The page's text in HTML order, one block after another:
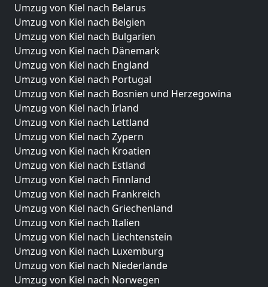
Umzug von Kiel nach Belarus
Umzug von Kiel nach Belgien
Umzug von Kiel nach Bulgarien
Umzug von Kiel nach Dänemark
Umzug von Kiel nach England
Umzug von Kiel nach Portugal
Umzug von Kiel nach Bosnien und Herzegowina
Umzug von Kiel nach Irland
Umzug von Kiel nach Lettland
Umzug von Kiel nach Zypern
Umzug von Kiel nach Kroatien
Umzug von Kiel nach Estland
Umzug von Kiel nach Finnland
Umzug von Kiel nach Frankreich
Umzug von Kiel nach Griechenland
Umzug von Kiel nach Italien
Umzug von Kiel nach Liechtenstein
Umzug von Kiel nach Luxemburg
Umzug von Kiel nach Niederlande
Umzug von Kiel nach Norwegen